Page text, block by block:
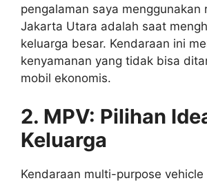
pengalaman saya menggunakan
Jakarta Utara adalah saat
keluarga besar. Kendaraan ini
kenyamanan yang tidak bisa
mobil ekonomis.
2. MPV: Pilihan
Keluarga
Kendaraan multi-purpose